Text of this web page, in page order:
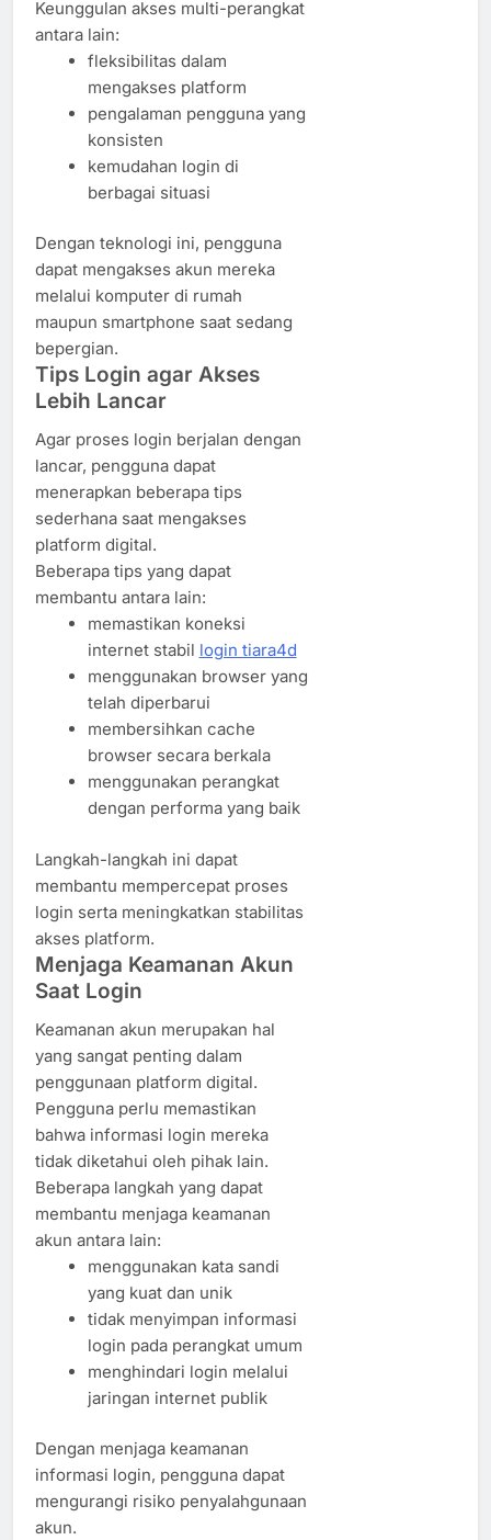
Keunggulan akses multi-perangkat
antara lain:
fleksibilitas dalam
mengakses platform
pengalaman pengguna yang
konsisten
kemudahan login di
berbagai situasi
Dengan teknologi ini, pengguna
dapat mengakses akun mereka
melalui komputer di rumah
maupun smartphone saat sedang
bepergian.
Tips Login agar Akses
Lebih Lancar
Agar proses login berjalan dengan
lancar, pengguna dapat
menerapkan beberapa tips
sederhana saat mengakses
platform digital.
Beberapa tips yang dapat
membantu antara lain:
memastikan koneksi
internet stabil login tiara4d
menggunakan browser yang
telah diperbarui
membersihkan cache
browser secara berkala
menggunakan perangkat
dengan performa yang baik
Langkah-langkah ini dapat
membantu mempercepat proses
login serta meningkatkan stabilitas
akses platform.
Menjaga Keamanan Akun
Saat Login
Keamanan akun merupakan hal
yang sangat penting dalam
penggunaan platform digital.
Pengguna perlu memastikan
bahwa informasi login mereka
tidak diketahui oleh pihak lain.
Beberapa langkah yang dapat
membantu menjaga keamanan
akun antara lain:
menggunakan kata sandi
yang kuat dan unik
tidak menyimpan informasi
login pada perangkat umum
menghindari login melalui
jaringan internet publik
Dengan menjaga keamanan
informasi login, pengguna dapat
mengurangi risiko penyalahgunaan
akun.